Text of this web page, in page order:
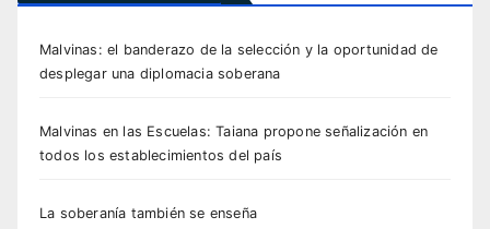
Malvinas: el banderazo de la selección y la oportunidad de
desplegar una diplomacia soberana
Malvinas en las Escuelas: Taiana propone señalización en
todos los establecimientos del país
La soberanía también se enseña